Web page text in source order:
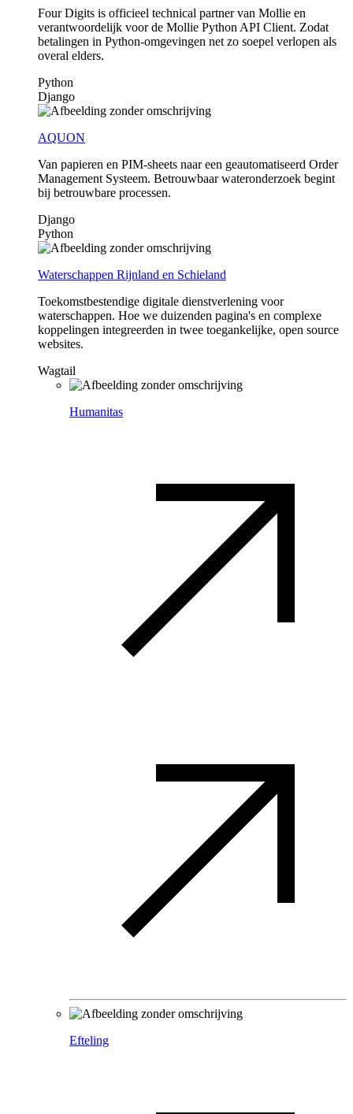
Four Digits is officieel technical partner van Mollie en
verantwoordelijk voor de Mollie Python API Client. Zodat
betalingen in Python-omgevingen net zo soepel verlopen als
overal elders.
Python
Django
AQUON
Van papieren en PIM-sheets naar een geautomatiseerd Order
Management Systeem. Betrouwbaar wateronderzoek begint
bij betrouwbare processen.
Django
Python
Waterschappen Rijnland en Schieland
Toekomstbestendige digitale dienstverlening voor
waterschappen. Hoe we duizenden pagina's en complexe
koppelingen integreerden in twee toegankelijke, open source
websites.
Wagtail
Humanitas
Efteling